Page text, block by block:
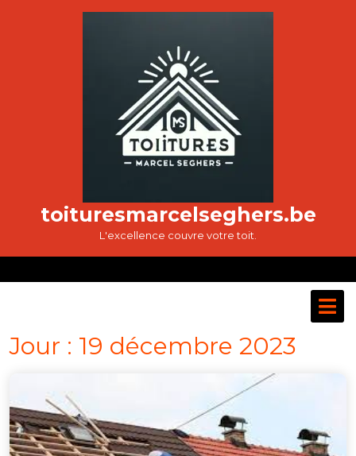
toituresmarcelseghers.be
L'excellence couvre votre toit.
Jour : 19 décembre 2023